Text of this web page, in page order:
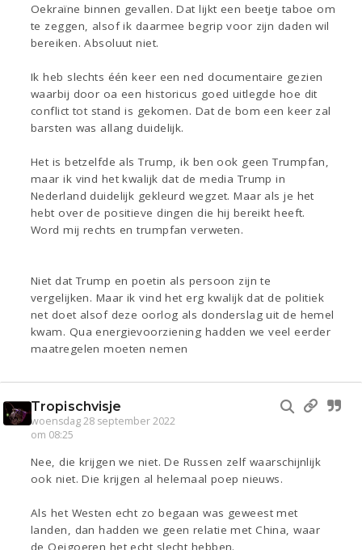
Oekraïne binnen gevallen. Dat lijkt een beetje taboe om
te zeggen, alsof ik daarmee begrip voor zijn daden wil
bereiken. Absoluut niet.
Ik heb slechts één keer een ned documentaire gezien
waarbij door oa een historicus goed uitlegde hoe dit
conflict tot stand is gekomen. Dat de bom een keer zal
barsten was allang duidelijk.
Het is betzelfde als Trump, ik ben ook geen Trumpfan,
maar ik vind het kwalijk dat de media Trump in
Nederland duidelijk gekleurd wegzet. Maar als je het
hebt over de positieve dingen die hij bereikt heeft.
Word mij rechts en trumpfan verweten.
Niet dat Trump en poetin als persoon zijn te
vergelijken. Maar ik vind het erg kwalijk dat de politiek
net doet alsof deze oorlog als donderslag uit de hemel
kwam. Qua energievoorziening hadden we veel eerder
maatregelen moeten nemen
Tropischvisje
woensdag 28 september 2022
om 08:25
Nee, die krijgen we niet. De Russen zelf waarschijnlijk
ook niet. Die krijgen al helemaal poep nieuws.
Als het Westen echt zo begaan was geweest met
landen, dan hadden we geen relatie met China, waar
de Oeigoeren het echt slecht hebben.